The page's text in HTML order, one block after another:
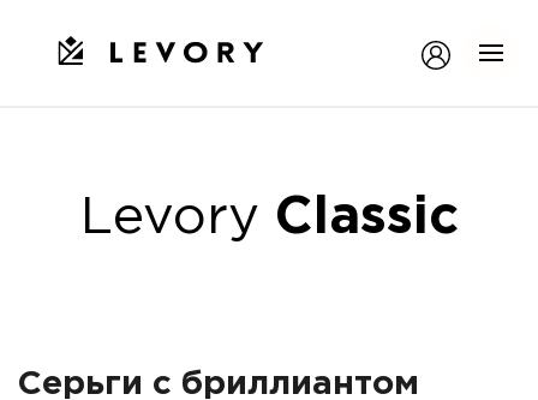
Levory Classic
Серьги с бриллиантом